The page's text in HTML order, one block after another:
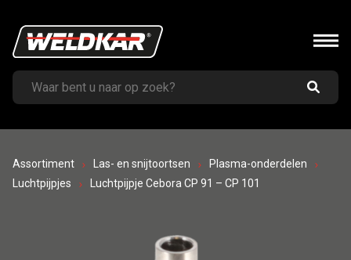
Assortiment Las- en snijtoortsen
Plasma-onderdelen
Luchtpijpjes
Luchtpijpje Cebora CP 91 – CP 101